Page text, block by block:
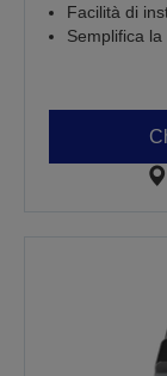
Facilità di
Semplifica